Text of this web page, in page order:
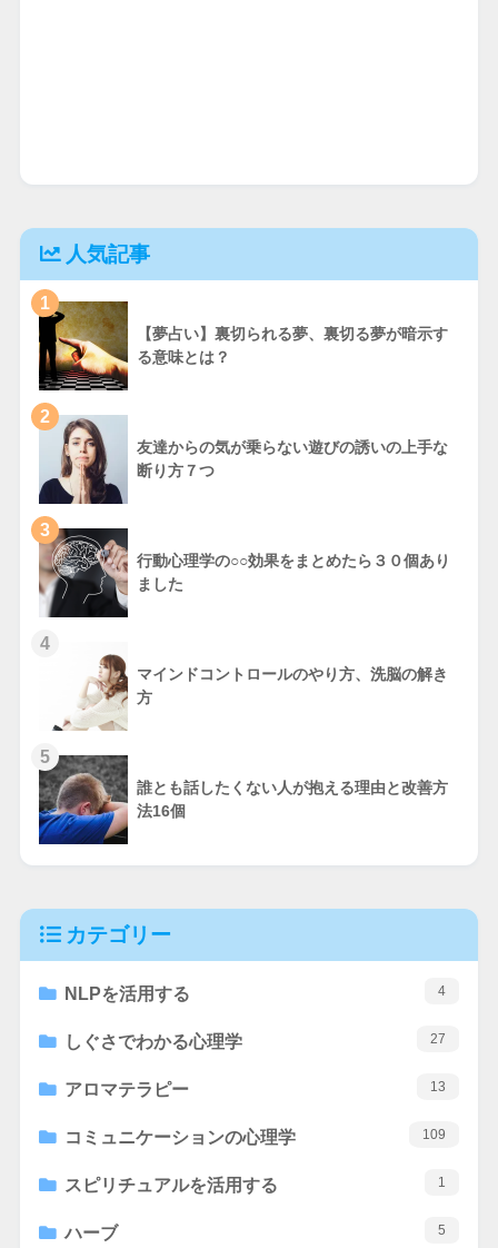
人気記事
1
【夢占い】裏切られる夢、裏切る夢が暗示す
る意味とは？
2
友達からの気が乗らない遊びの誘いの上手な
断り方７つ
3
行動心理学の○○効果をまとめたら３０個あり
ました
4
マインドコントロールのやり方、洗脳の解き
方
5
誰とも話したくない人が抱える理由と改善方
法16個
カテゴリー
NLPを活用する 4
しぐさでわかる心理学 27
アロマテラピー 13
コミュニケーションの心理学 109
スピリチュアルを活用する 1
ハーブ 5